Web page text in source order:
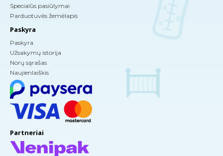
Specialūs pasiūlymai
Parduotuvės žemėlapis
Paskyra
Paskyra
Užsakymų istorija
Norų sąrašas
Naujienlaiškis
Partneriai